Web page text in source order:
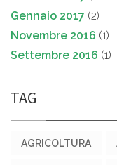
Gennaio 2017 (2)
Novembre 2016 (1)
Settembre 2016 (1)
TAG
AGRICOLTURA